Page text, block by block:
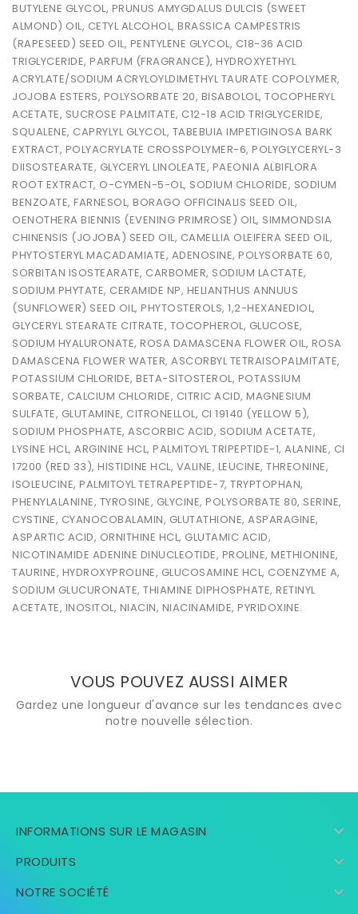
BUTYLENE GLYCOL, PRUNUS AMYGDALUS DULCIS (SWEET
ALMOND) OIL, CETYL ALCOHOL, BRASSICA CAMPESTRIS
(RAPESEED) SEED OIL, PENTYLENE GLYCOL, C18-36 ACID
TRIGLYCERIDE, PARFUM (FRAGRANCE), HYDROXYETHYL
ACRYLATE/SODIUM ACRYLOYLDIMETHYL TAURATE COPOLYMER,
JOJOBA ESTERS, POLYSORBATE 20, BISABOLOL, TOCOPHERYL
ACETATE, SUCROSE PALMITATE, C12-18 ACID TRIGLYCERIDE,
SQUALENE, CAPRYLYL GLYCOL, TABEBUIA IMPETIGINOSA BARK
EXTRACT, POLYACRYLATE CROSSPOLYMER-6, POLYGLYCERYL-3
DIISOSTEARATE, GLYCERYL LINOLEATE, PAEONIA ALBIFLORA
ROOT EXTRACT, O-CYMEN-5-OL, SODIUM CHLORIDE, SODIUM
BENZOATE, FARNESOL, BORAGO OFFICINALIS SEED OIL,
OENOTHERA BIENNIS (EVENING PRIMROSE) OIL, SIMMONDSIA
CHINENSIS (JOJOBA) SEED OIL, CAMELLIA OLEIFERA SEED OIL,
PHYTOSTERYL MACADAMIATE, ADENOSINE, POLYSORBATE 60,
SORBITAN ISOSTEARATE, CARBOMER, SODIUM LACTATE,
SODIUM PHYTATE, CERAMIDE NP, HELIANTHUS ANNUUS
(SUNFLOWER) SEED OIL, PHYTOSTEROLS, 1,2-HEXANEDIOL,
GLYCERYL STEARATE CITRATE, TOCOPHEROL, GLUCOSE,
SODIUM HYALURONATE, ROSA DAMASCENA FLOWER OIL, ROSA
DAMASCENA FLOWER WATER, ASCORBYL TETRAISOPALMITATE,
POTASSIUM CHLORIDE, BETA-SITOSTEROL, POTASSIUM
SORBATE, CALCIUM CHLORIDE, CITRIC ACID, MAGNESIUM
SULFATE, GLUTAMINE, CITRONELLOL, CI 19140 (YELLOW 5),
SODIUM PHOSPHATE, ASCORBIC ACID, SODIUM ACETATE,
LYSINE HCL, ARGININE HCL, PALMITOYL TRIPEPTIDE-1, ALANINE, CI
17200 (RED 33), HISTIDINE HCL, VALINE, LEUCINE, THREONINE,
ISOLEUCINE, PALMITOYL TETRAPEPTIDE-7, TRYPTOPHAN,
PHENYLALANINE, TYROSINE, GLYCINE, POLYSORBATE 80, SERINE,
CYSTINE, CYANOCOBALAMIN, GLUTATHIONE, ASPARAGINE,
ASPARTIC ACID, ORNITHINE HCL, GLUTAMIC ACID,
NICOTINAMIDE ADENINE DINUCLEOTIDE, PROLINE, METHIONINE,
TAURINE, HYDROXYPROLINE, GLUCOSAMINE HCL, COENZYME A,
SODIUM GLUCURONATE, THIAMINE DIPHOSPHATE, RETINYL
ACETATE, INOSITOL, NIACIN, NIACINAMIDE, PYRIDOXINE.
VOUS POUVEZ AUSSI AIMER
Gardez une longueur d'avance sur les tendances avec
notre nouvelle sélection.
INFORMATIONS SUR LE MAGASIN 
PRODUITS 
NOTRE SOCIÉTÉ
